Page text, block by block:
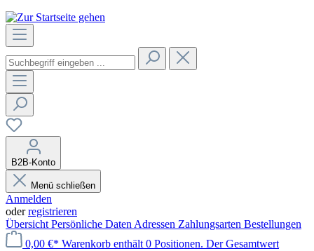
B2B-Konto
Menü schließen
Anmelden
oderregistrieren
Übersicht Persönliche Daten Adressen Zahlungsarten Bestellungen
0,00 €* Warenkorb enthält 0 Positionen. Der Gesamtwert